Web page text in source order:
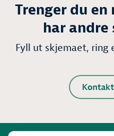
Trenger du
har andre
Fyll ut skjemaet, ring